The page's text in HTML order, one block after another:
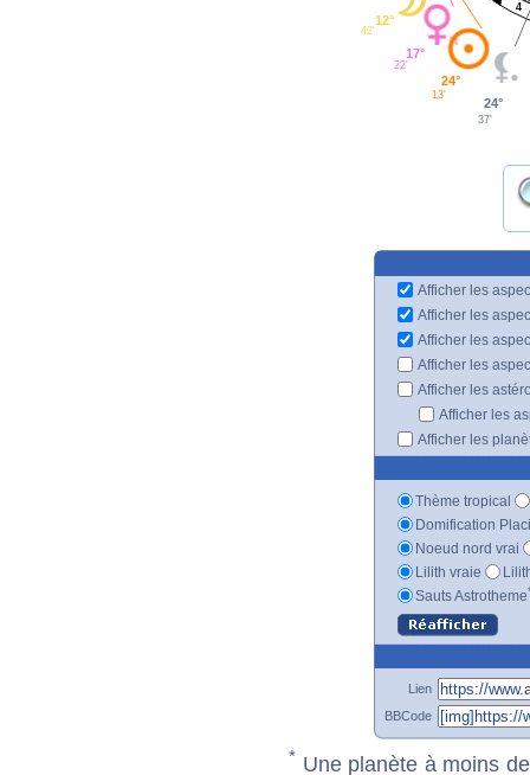
4
12°
42'
17°
22'
24°
13'
24°
37'
Afficher les
Afficher les
Afficher les
Afficher les
Afficher les
Afficher les
Afficher les
Thème tropical
Domification
Noeud nord vrai
Lilith vraie
Sauts Astrotheme
Lien
BBCode
* Une planète à moins